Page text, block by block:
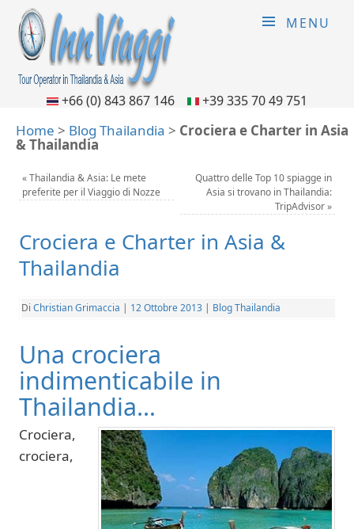
MENU
+66 (0) 843 867 146 +39 335 70 49 751
Home > Blog Thailandia > Crociera e Charter in Asia
& Thailandia
«Thailandia & Asia: Le mete
preferite per il Viaggio di Nozze
Quattro delle Top 10 spiagge in
Asia si trovano in Thailandia:
TripAdvisor»
Crociera e Charter in Asia &
Thailandia
Di Christian Grimaccia | 12 Ottobre 2013 | Blog Thailandia
Una crociera
indimenticabile in
Thailandia…
Crociera,
crociera,